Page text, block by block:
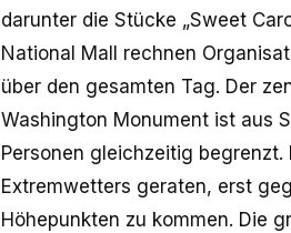
darunter die Stücke „Sweet
National Mall rechnen
über den gesamten Tag. Der
Washington Monument ist aus
Personen gleichzeitig
Extremwetters geraten, erst
Höhepunkten zu kommen. Die